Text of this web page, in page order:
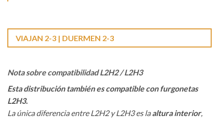
VIAJAN 2-3 | DUERMEN 2-3
Nota sobre compatibilidad L2H2 / L2H3
Esta distribución también es compatible con furgonetas
L2H3.
La única diferencia entre L2H2 y L2H3 es laaltura interior,